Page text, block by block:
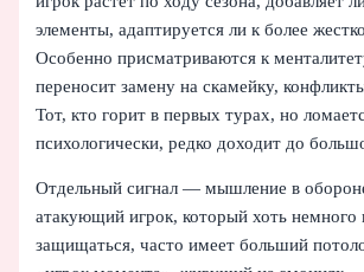
элементы, адаптируется ли к более
Особенно присматриваются к
переносит замену на скамейку,
Тот, кто горит в первых турах, но
психологически, редко доходит до
Отдельный сигнал — мышление в
атакующий игрок, который хоть немного
защищаться, часто имеет больший